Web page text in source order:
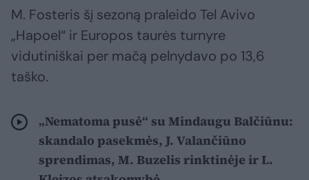
M. Fosteris šį sezoną praleido Tel Avivo
„Hapoel“ ir Europos taurės turnyre
vidutiniškai per mačą pelnydavo po 13,6
taško.
„Nematoma pusė“ su Mindaugu Balčiūnu:
skandalo pasekmės, J. Valančiūno
sprendimas, M. Buzelis rinktinėje ir L.